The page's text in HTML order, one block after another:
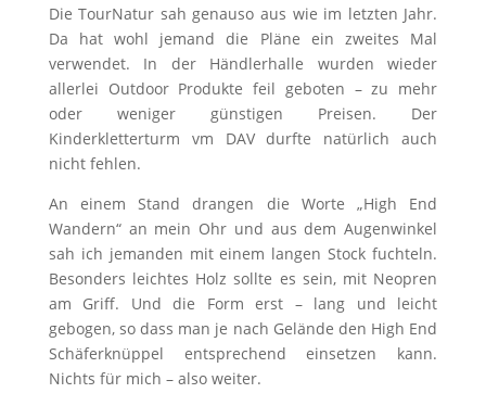
Die TourNatur sah genauso aus wie im letzten Jahr.
Da hat wohl jemand die Pläne ein zweites Mal
verwendet. In der Händlerhalle wurden wieder
allerlei Outdoor Produkte feil geboten – zu mehr
oder weniger günstigen Preisen. Der
Kinderkletterturm vm DAV durfte natürlich auch
nicht fehlen.
An einem Stand drangen die Worte „High End
Wandern“ an mein Ohr und aus dem Augenwinkel
sah ich jemanden mit einem langen Stock fuchteln.
Besonders leichtes Holz sollte es sein, mit Neopren
am Griff. Und die Form erst – lang und leicht
gebogen, so dass man je nach Gelände den High End
Schäferknüppel entsprechend einsetzen kann.
Nichts für mich – also weiter.